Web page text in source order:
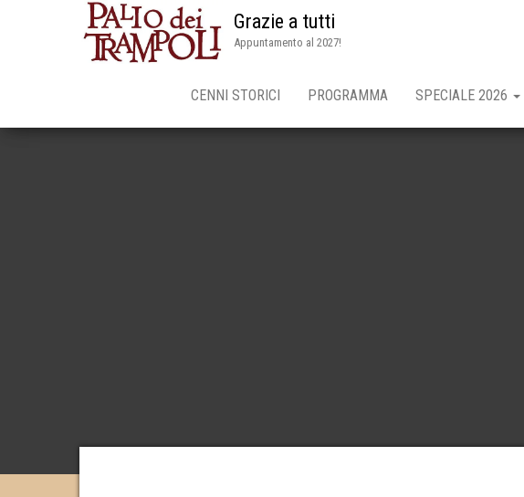
Grazie a tutti
Appuntamento al 2027!
CENNI STORICI PROGRAMMA SPECIALE 2026